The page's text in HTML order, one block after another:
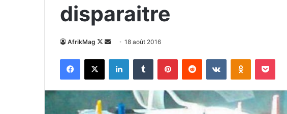
disparaitre
AfrikMag
Follow
Envoyer
courriel
18 août 2016
Facebook
X LinkedinTumblr PinterestReddit VKontakte